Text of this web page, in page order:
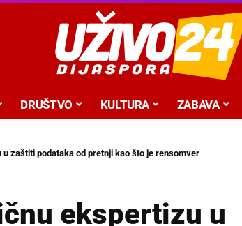
DRUŠTVO KULTURA ZABAVA
zaštiti podataka od pretnji kao što je rensomver
ekspertizu u